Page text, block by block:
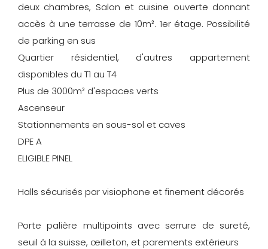
deux chambres, Salon et cuisine ouverte donnant
accès à une terrasse de 10m². 1er étage. Possibilité
de parking en sus
Quartier résidentiel, d'autres appartement
disponibles du T1 au T4
Plus de 3000m² d'espaces verts
Ascenseur
Stationnements en sous-sol et caves
DPE A
ELIGIBLE PINEL
Halls sécurisés par visiophone et finement décorés
Porte palière multipoints avec serrure de sureté,
seuil à la suisse, œilleton, et parements extérieurs